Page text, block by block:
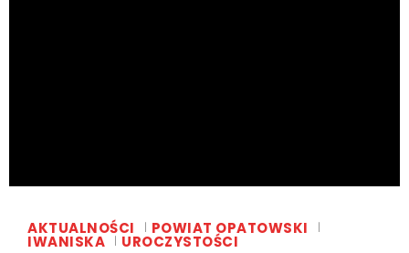
AKTUALNOŚCI POWIAT OPATOWSKI
IWANISKA UROCZYSTOŚCI